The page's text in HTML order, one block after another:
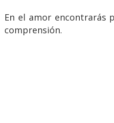
En el amor encontrarás
comprensión.